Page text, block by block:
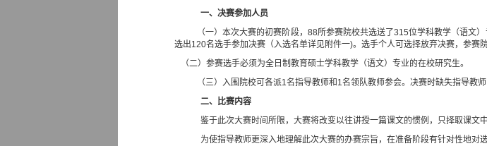
一、决赛参加人员
（一）本次大赛的初赛阶段， 88所参赛院校共选送了315位学科教学（语文
选出120名选手参加决赛（入选名单详见附件一)。选手个人可选择放弃决赛，参赛
（二）参赛选手必须为全日制教育硕士学科教学（语文）专业的在校研究生。
（三）入围院校可各派1名指导教师和 1名领队教师参会。决赛时缺失指导教
二、比赛内容
鉴于此次大赛时间所限，大赛将改变以往讲授一篇课文的惯例，只择取课文
为使指导教师更深入地理解此次大赛的办赛宗旨，在准备阶段有针对性地